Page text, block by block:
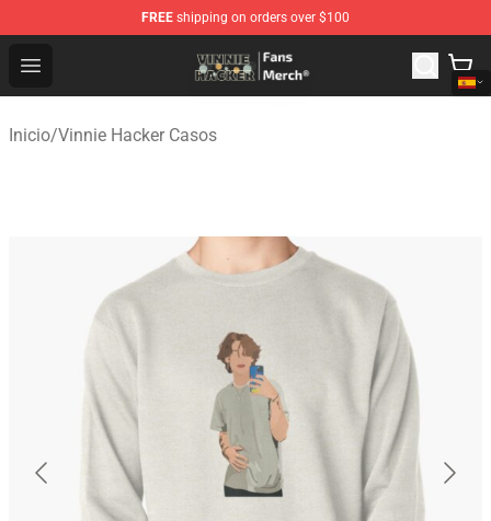
FREE shipping on orders over $100
Open menu
Vinnie Hacker Store - Official Vinnie Hacker Merchandise
Inicio/Vinnie Hacker Casos